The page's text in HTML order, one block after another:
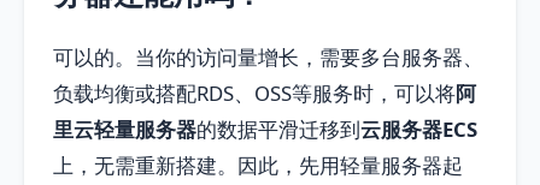
可以的。当你的访问量增长，需要多台服务器、
负载均衡或搭配RDS、OSS等服务时，可以将阿
里云轻量服务器的数据平滑迁移到云服务器ECS
上，无需重新搭建。因此，先用轻量服务器起